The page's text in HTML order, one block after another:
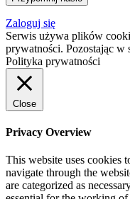
Zaloguj się
Serwis używa plików
prywatności. Pozostając w
Polityka prywatności
Close
Privacy Overview
This website uses cookies
navigate through the
are categorized as